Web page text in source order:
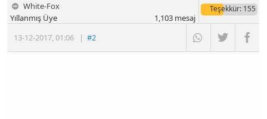
White-Fox
13-12-2017,01:06 |#2
Yıllanmış Üye
Teşekkür: 155
1,103mesaj